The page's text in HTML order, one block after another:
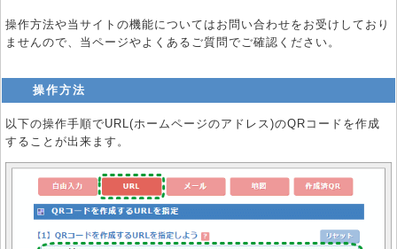
操作方法や当サイトの機能についてはお問い合わせをお受けしており
ませんので、当ページやよくあるご質問でご確認ください。
操作方法
以下の操作手順でURL(ホームページのアドレス)のQRコードを作成
することが出来ます。